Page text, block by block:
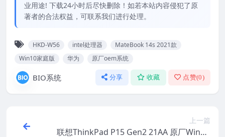
业用途! 下载24小时后尽快删除！如若本站内容侵犯了原
著者的合法权益，可联系我们进行处理。
HKD-W56 intel处理器
MateBook 14s 2021款
Win10家庭版
华为 原厂oem系统
BIO系统 分享 收藏 点赞(0)
上一篇
联想ThinkPad P15 Gen2 21AA 原厂Windo